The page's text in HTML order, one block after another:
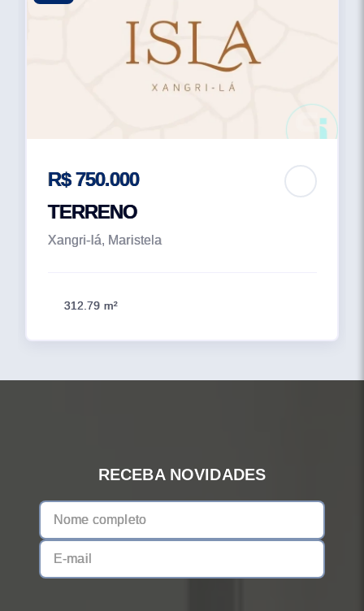
R$ 750.000
TERRENO
Xangri-lá, Maristela
312.79 m²
RECEBA NOVIDADES